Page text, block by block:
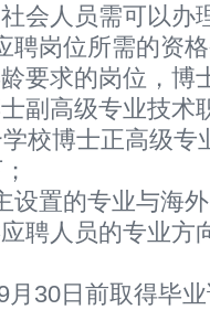
会人员需可以办
聘岗位所需的资
要求的岗位，博
副高级专业技术
校博士正高级
设置的专业与海
聘人员的专业方
月30日前取得毕